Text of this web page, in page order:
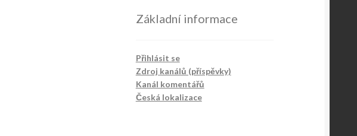
Základní informace
Přihlásit se
Zdroj kanálů (příspěvky)
Kanál komentářů
Česká lokalizace